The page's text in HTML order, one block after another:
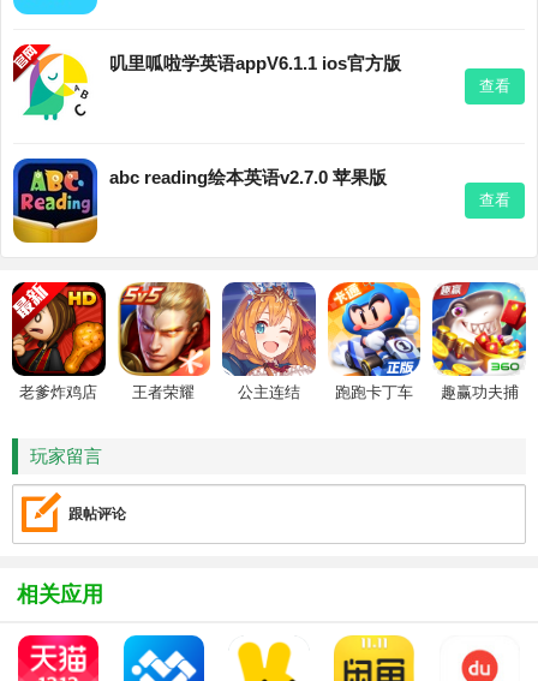
叽里呱啦学英语appV6.1.1 ios官方版
查看
abc reading绘本英语v2.7.0 苹果版
查看
老爹炸鸡店
王者荣耀 公主连结 跑跑卡丁车
趣赢功夫捕
玩家留言
跟帖评论
相关应用